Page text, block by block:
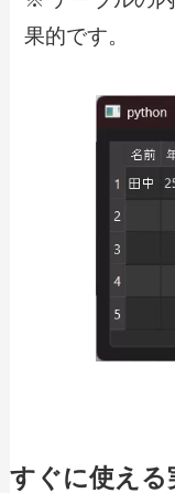
果的です。
すぐに使える